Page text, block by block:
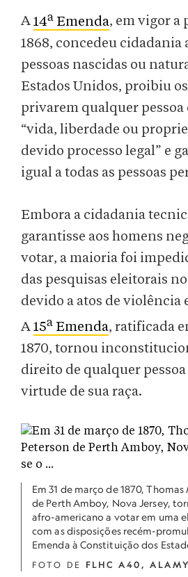
A14a Emenda, em vigor a
1868, concedeu cidadania
pessoas nascidas ou
Estados Unidos, proibiu
privarem qualquer pessoa
“vida, liberdade ou
devido processo legal” e
igual a todas as pessoas
Embora a cidadania
garantisse aos homens
votar, a maioria foi
das pesquisas eleitorais
devido a atos de violência
A15a Emenda, ratificada
1870, tornou
direito de qualquer
virtude de sua raça.
Em 31 de março de 1870,
de Perth Amboy, Nova Jersey,
afro-americano a votar em uma
com as disposições recém-
Emenda à Constituição dos
FOTO DE FLHC A40, ALAMY